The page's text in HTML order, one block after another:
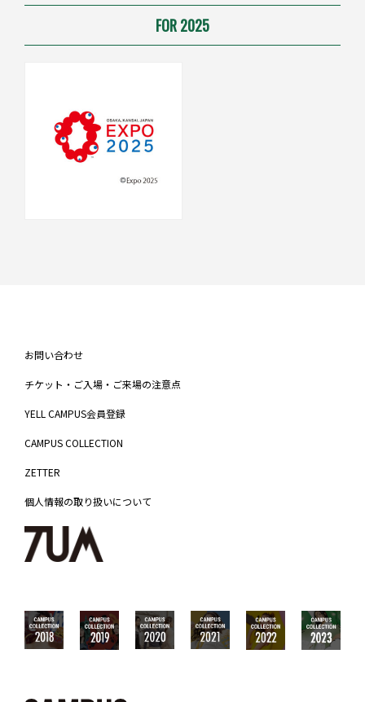
FOR 2025
お問い合わせ
チケット・ご入場・ご来場の注意点
YELL CAMPUS会員登録
CAMPUS COLLECTION
ZETTER
個人情報の取り扱いについて